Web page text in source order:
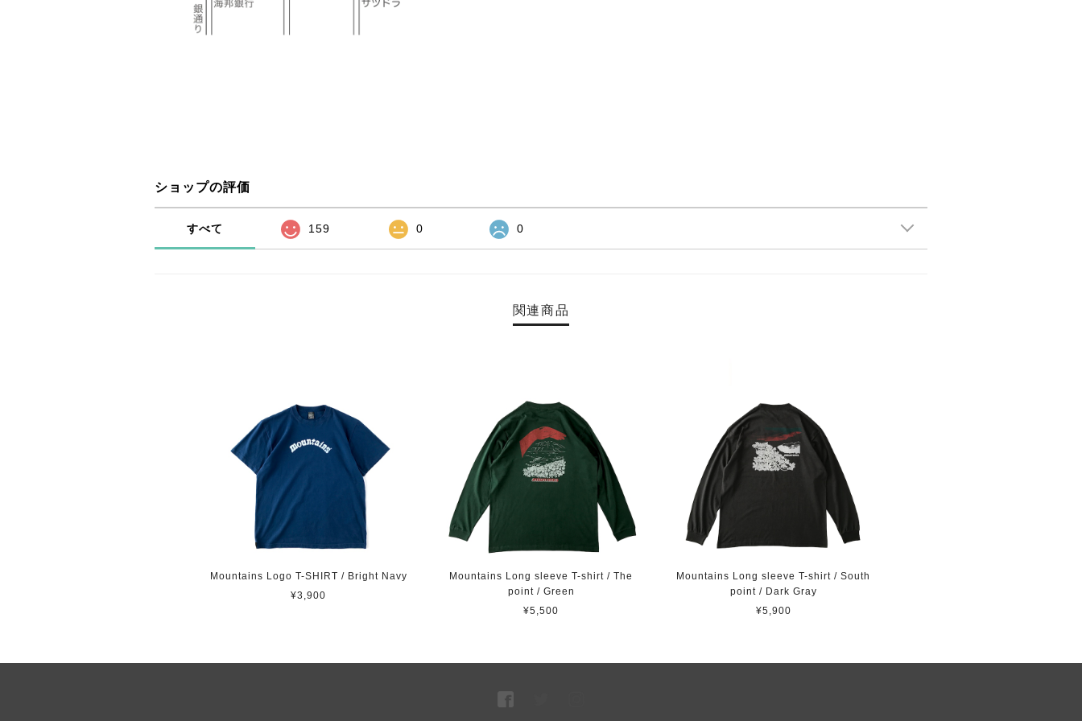
ショップの評価
すべて 159 0 0
関連商品
Mountains Logo T-SHIRT / Bright Navy
¥3,900
Mountains Long sleeve T-shirt / The
point / Green
¥5,500
Mountains Long sleeve T-shirt / South
point / Dark Gray
¥5,900